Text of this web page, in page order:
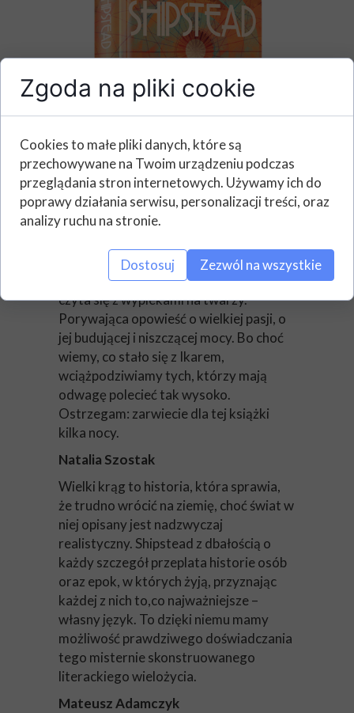
Opinie o książce:
Wielki krąg to mięsista herstoria, którą
czyta się z wypiekami na twarzy.
Porywająca opowieść o wielkiej pasji, o
jej budującej i niszczącej mocy. Bo choć
wiemy, co stało się z Ikarem,
wciążpodziwiamy tych, którzy mają
odwagę polecieć tak wysoko.
Ostrzegam: zarwiecie dla tej książki
kilka nocy.
Natalia Szostak
Wielki krąg to historia, która sprawia,
że trudno wrócić na ziemię, choć świat w
niej opisany jest nadzwyczaj
realistyczny. Shipstead z dbałością o
każdy szczegół przeplata historie osób
oraz epok, w których żyją, przyznając
każdej z nich to,co najważniejsze –
własny język. To dzięki niemu mamy
możliwość prawdziwego doświadczania
tego misternie skonstruowanego
literackiego wielożycia.
Mateusz Adamczyk
Zgoda na pliki cookie
Cookies to małe pliki danych, które są
przechowywane na Twoim urządzeniu podczas
przeglądania stron internetowych. Używamy ich do
poprawy działania serwisu, personalizacji treści, oraz
analizy ruchu na stronie.
Dostosuj Zezwól na wszystkie